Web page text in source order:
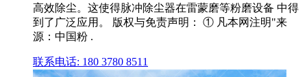
高效除尘。这使得脉冲除尘器在雷蒙磨等粉磨设备 中得
到了广泛应用。 版权与免责声明： ① 凡本网注明"来
源：中国粉 .
联系电话: 180 3780 8511